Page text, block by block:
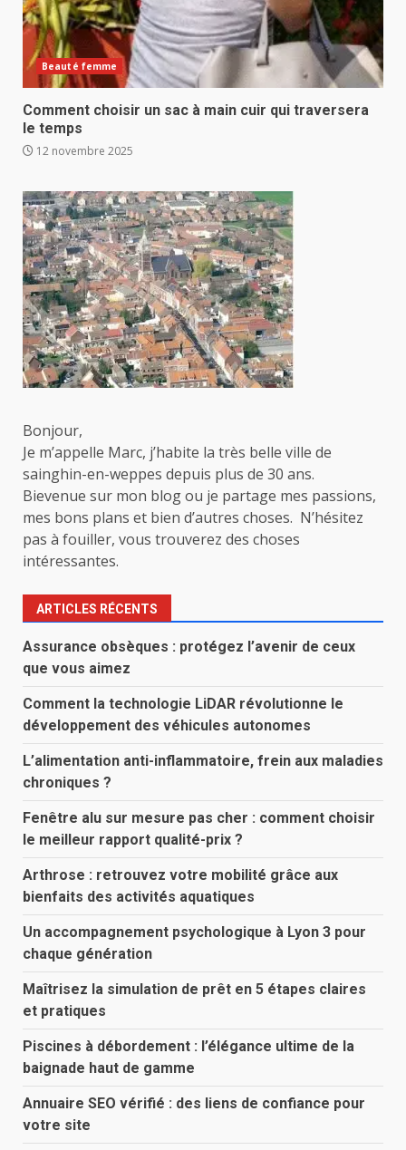
Beauté femme
Comment choisir un sac à main cuir qui traversera
le temps
12 novembre 2025
Bonjour,
Je m’appelle Marc, j’habite la très belle ville de
sainghin-en-weppes depuis plus de 30 ans.
Bievenue sur mon blog ou je partage mes passions,
mes bons plans et bien d’autres choses. N’hésitez
pas à fouiller, vous trouverez des choses
intéressantes.
ARTICLES RÉCENTS
Assurance obsèques : protégez l’avenir de ceux
que vous aimez
Comment la technologie LiDAR révolutionne le
développement des véhicules autonomes
L’alimentation anti-inflammatoire, frein aux maladies
chroniques ?
Fenêtre alu sur mesure pas cher : comment choisir
le meilleur rapport qualité-prix ?
Arthrose : retrouvez votre mobilité grâce aux
bienfaits des activités aquatiques
Un accompagnement psychologique à Lyon 3 pour
chaque génération
Maîtrisez la simulation de prêt en 5 étapes claires
et pratiques
Piscines à débordement : l’élégance ultime de la
baignade haut de gamme
Annuaire SEO vérifié : des liens de confiance pour
votre site